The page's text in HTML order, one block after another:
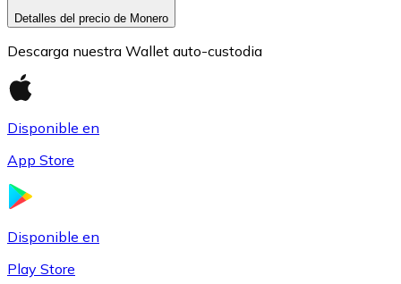
Detalles del precio de Monero
Descarga nuestra Wallet auto-custodia
Disponible en
App Store
Disponible en
Play Store